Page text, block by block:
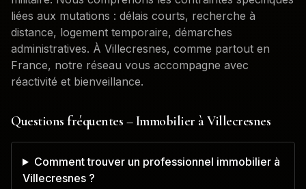
liées aux mutations : délais courts, recherche à
distance, logement temporaire, démarches
administratives. À Villecresnes, comme partout en
France, notre réseau vous accompagne avec
réactivité et bienveillance.
Questions fréquentes – Immobilier àVillecresnes
Comment trouver un professionnel immobilier à
Villecresnes ?